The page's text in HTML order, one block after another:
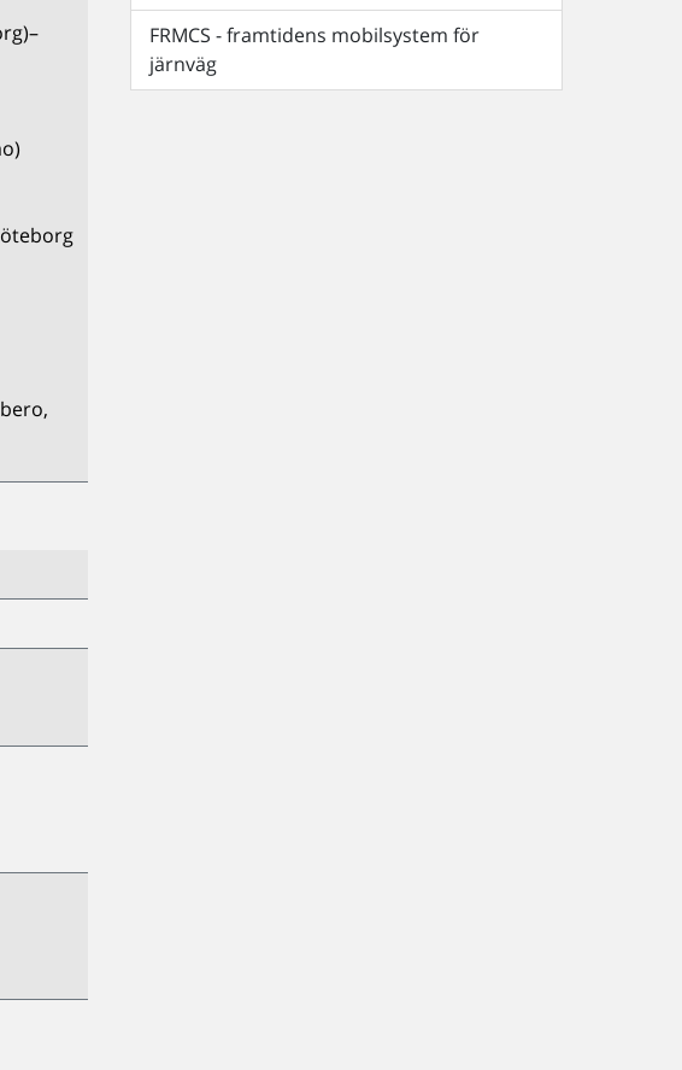
FRMCS - framtidens mobilsystem för
järnväg